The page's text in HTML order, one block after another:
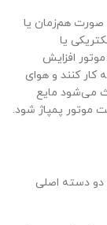
صورت هم‌زمان یا
یا
افزایش
کنند و هوای
می‌شود مایع
موتور پمپاژ شود.
دو دسته اصلی